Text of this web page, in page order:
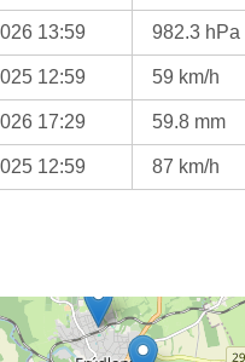
13:59 982.3 hPa
12:59 59 km/h
17:29 59.8 mm
12:59 87 km/h